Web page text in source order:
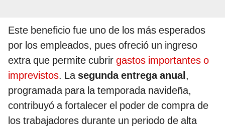
Este beneficio fue uno de los más esperados
por los empleados, pues ofreció un ingreso
extra que permite cubrir gastos importantes o
imprevistos. La segunda entrega anual,
programada para la temporada navideña,
contribuyó a fortalecer el poder de compra de
los trabajadores durante un periodo de alta